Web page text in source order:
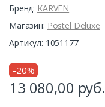
Бренд: KARVEN
Магазин: Postel Deluxe
Артикул: 1051177
-20%
13 080,00 руб.